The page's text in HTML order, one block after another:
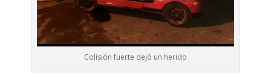
Colisión fuerte dejó un herido